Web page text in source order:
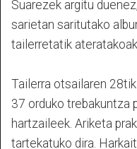
Suarezek argitu
sarietan saritutako
tailerretatik
Tailerra otsailaren
37 orduko trebakuntza
hartzaileek. Ariketa
tartekatuko dira.